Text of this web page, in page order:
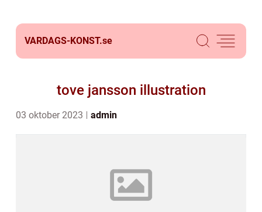
VARDAGS-KONST.se
tove jansson illustration
03 oktober 2023 admin